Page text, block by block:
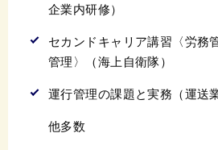
企業内研修）
セカンドキャリア講習〈労務
管理〉（海上自衛隊）
運行管理の課題と実務（運送
他多数